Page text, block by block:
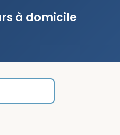
à domicile